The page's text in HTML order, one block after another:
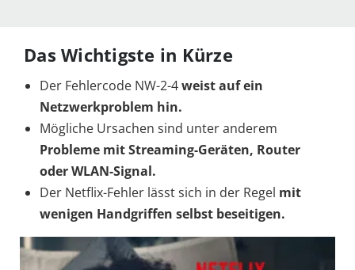
Das Wichtigste in Kürze
Der Fehlercode NW-2-4weist auf ein
Netzwerkproblem hin.
Mögliche Ursachen sind unter anderem
Probleme mit Streaming-Geräten, Router
oder WLAN-Signal.
Der Netflix-Fehler lässt sich in der Regel mit
wenigen Handgriffen selbst beseitigen.